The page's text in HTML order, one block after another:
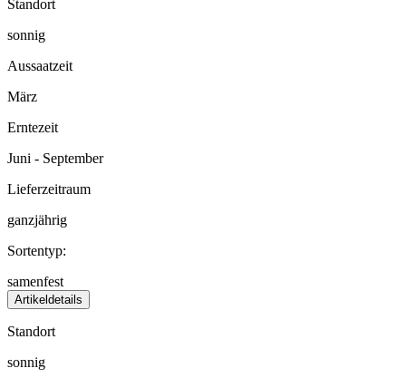
Standort
sonnig
Aussaatzeit
März
Erntezeit
Juni - September
Lieferzeitraum
ganzjährig
Sortentyp:
samenfest
Artikeldetails
Standort
sonnig